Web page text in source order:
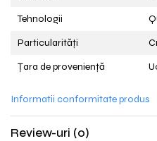
Tehnologii
Particularități
Țara de proveniență
Informatii conformitate produs
Review-uri (0)